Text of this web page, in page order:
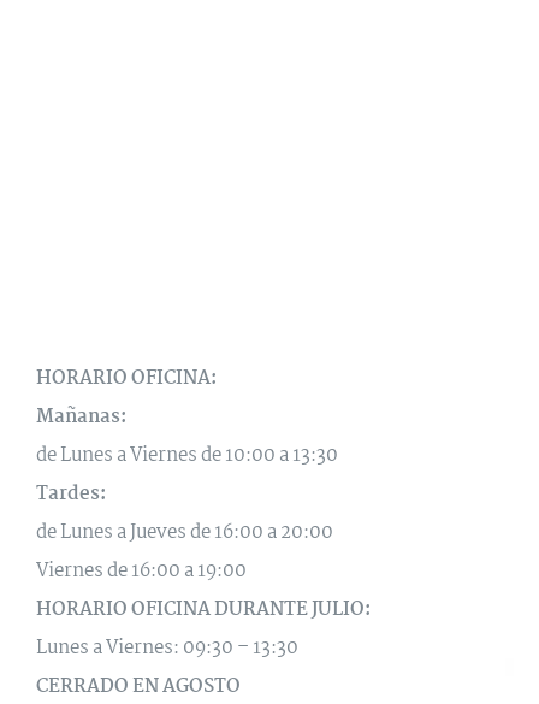
HORARIO OFICINA:
Mañanas:
de Lunes a Viernes de 10:00 a 13:30
Tardes:
de Lunes a Jueves de 16:00 a 20:00
Viernes de 16:00 a 19:00
HORARIO OFICINA DURANTE JULIO:
Lunes a Viernes: 09:30 – 13:30
CERRADO EN AGOSTO